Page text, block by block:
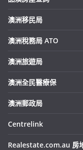
澳洲移民局
澳洲稅務局 ATO
澳洲旅遊局
澳洲全民醫療保
澳洲郵政局
Centrelink
Realestate.com.au 房